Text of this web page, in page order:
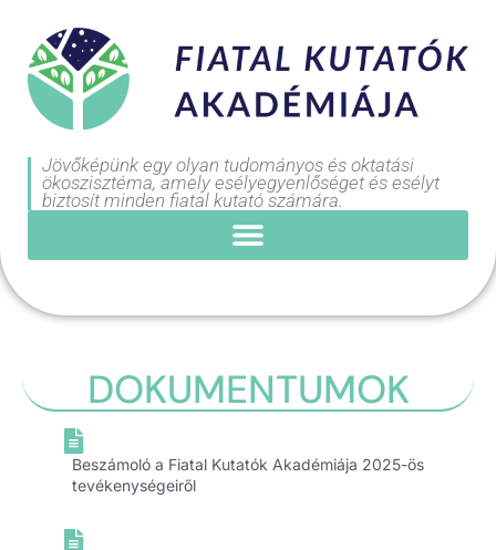
Jövőképünk egy olyan tudományos és oktatási
ökoszisztéma, amely esélyegyenlőséget és esélyt
biztosít minden fiatal kutató számára.
DOKUMENTUMOK
Beszámoló a Fiatal Kutatók Akadémiája 2025-ös
tevékenységeiről